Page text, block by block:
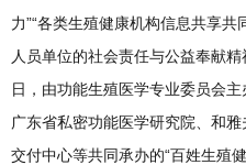
⼒”“各类生殖健康机构信息共享共
⼈员单位的社会责任与公益奉献
日，由功能生殖医学专业委员会
广东省私密功能医学研究院、和
交付中心等共同承办的“百姓生殖